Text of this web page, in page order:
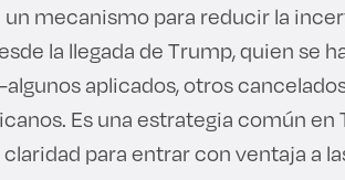
mecanismo para reducir la
la llegada de Trump, quien se
aplicados, otros
Es una estrategia común en
claridad para entrar con ventaja a